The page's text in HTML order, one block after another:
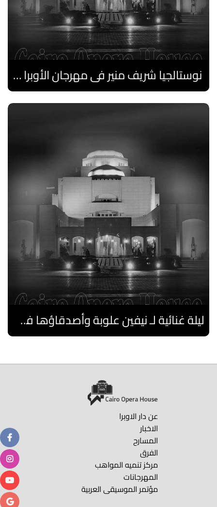
نوستالجيا شريف منير فى مهرجان الأوبرا الصيفى
اقرا المزيد
ليلة غنائية لـ نيفين علوبة وأصدقاؤها فى صيف الأوبرا 2026 على المكشوف
عن دار الاوبرا
الاخبار
المسارح
الفرق
مركز تنميه المواهب
المهرجانات
مؤتمر الموسيقى العربية